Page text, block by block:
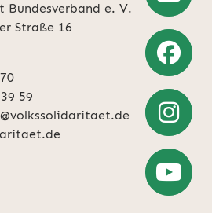
e. V.
Straße 16
59
Weiter
zu
Facebook
Weiter
zu